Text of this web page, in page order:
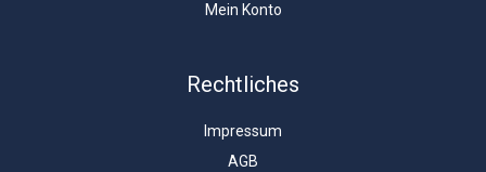
Mein Konto
Rechtliches
Impressum
AGB